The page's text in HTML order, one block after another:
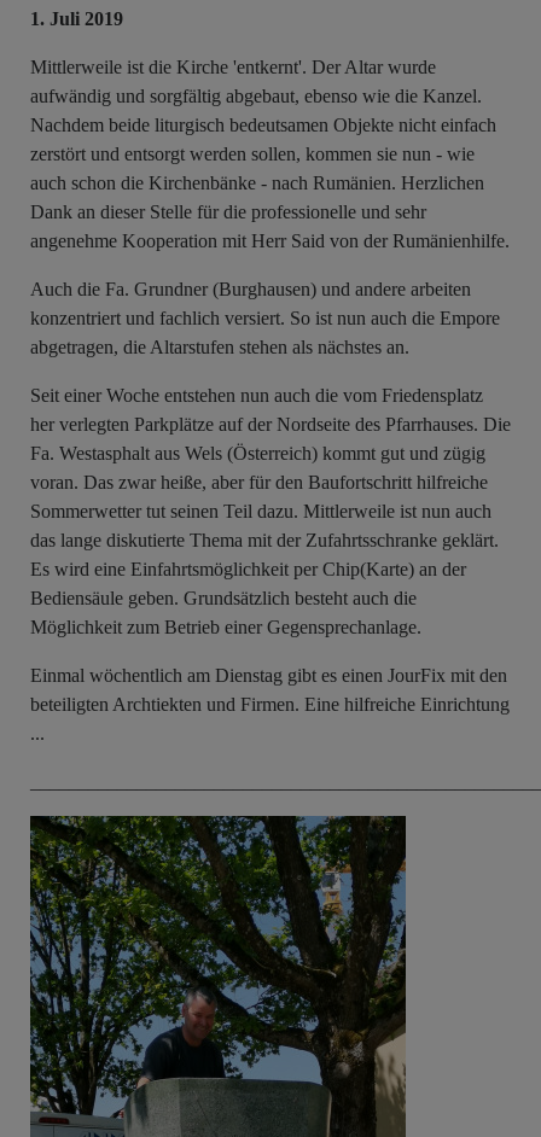
1. Juli 2019
Mittlerweile ist die Kirche 'entkernt'. Der Altar wurde
aufwändig und sorgfältig abgebaut, ebenso wie die Kanzel.
Nachdem beide liturgisch bedeutsamen Objekte nicht einfach
zerstört und entsorgt werden sollen, kommen sie nun - wie
auch schon die Kirchenbänke - nach Rumänien. Herzlichen
Dank an dieser Stelle für die professionelle und sehr
angenehme Kooperation mit Herr Said von der Rumänienhilfe.
Auch die Fa. Grundner (Burghausen) und andere arbeiten
konzentriert und fachlich versiert. So ist nun auch die Empore
abgetragen, die Altarstufen stehen als nächstes an.
Seit einer Woche entstehen nun auch die vom Friedensplatz
her verlegten Parkplätze auf der Nordseite des Pfarrhauses. Die
Fa. Westasphalt aus Wels (Österreich) kommt gut und zügig
voran. Das zwar heiße, aber für den Baufortschritt hilfreiche
Sommerwetter tut seinen Teil dazu. Mittlerweile ist nun auch
das lange diskutierte Thema mit der Zufahrtsschranke geklärt.
Es wird eine Einfahrtsmöglichkeit per Chip(Karte) an der
Bediensäule geben. Grundsätzlich besteht auch die
Möglichkeit zum Betrieb einer Gegensprechanlage.
Einmal wöchentlich am Dienstag gibt es einen JourFix mit den
beteiligten Archtiekten und Firmen. Eine hilfreiche Einrichtung
...